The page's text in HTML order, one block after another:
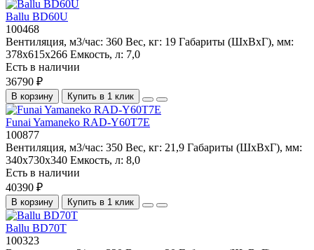
Ballu BD60U
100468
Вентиляция, м3/час: 360 Вес, кг: 19 Габариты (ШхВхГ), мм:
378x615x266 Емкость, л: 7,0
Есть в наличии
36790 ₽
В корзину Купить в 1 клик
Funai Yamaneko RAD-Y60T7E
100877
Вентиляция, м3/час: 350 Вес, кг: 21,9 Габариты (ШхВхГ), мм:
340x730x340 Емкость, л: 8,0
Есть в наличии
40390 ₽
В корзину Купить в 1 клик
Ballu BD70T
100323